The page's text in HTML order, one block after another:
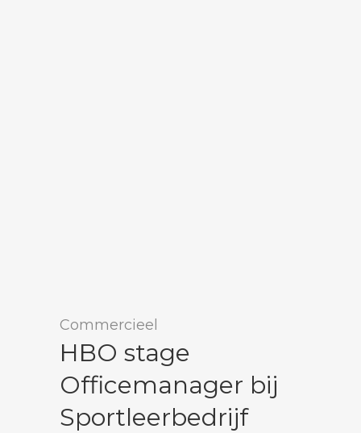
Commercieel
HBO stage
Officemanager bij
Sportleerbedrijf